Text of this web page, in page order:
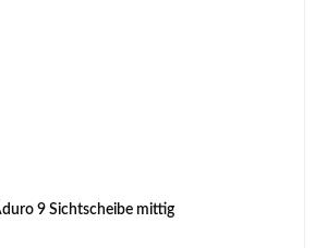
9 Sichtscheibe mittig